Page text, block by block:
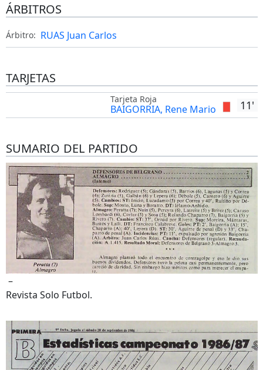
ÁRBITROS
Árbitro: RUAS Juan Carlos
TARJETAS
11'
Tarjeta Roja
BAIGORRIA, Rene Mario
SUMARIO DEL PARTIDO
–
Revista Solo Futbol.